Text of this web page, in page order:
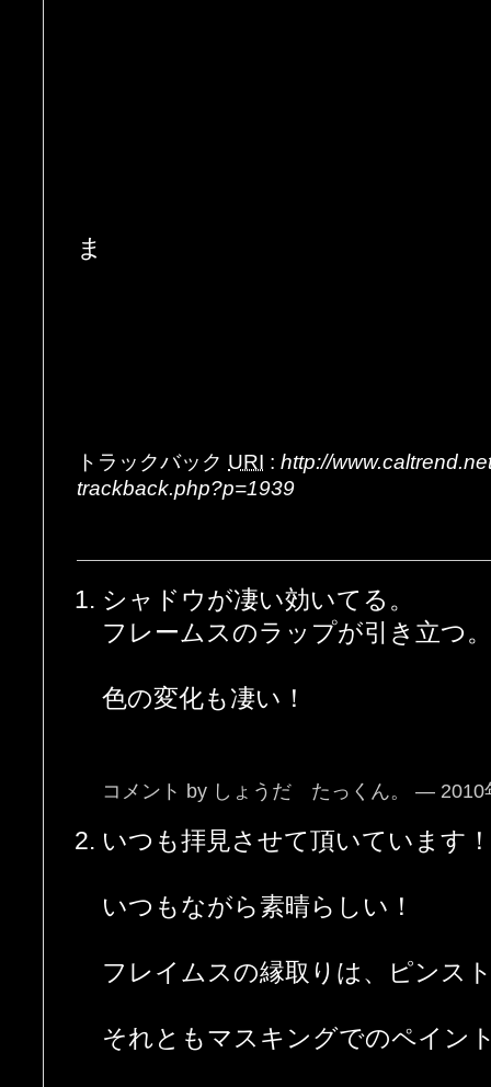
ま
トラックバック URI : http://
trackback.php?p=1939
シャドウが凄い効いてる。
フレームスのラップが引き立つ。
色の変化も凄い！
コメント by しょうだ たっくん。 — 2010
いつも拝見させて頂いています！
いつもながら素晴らしい！
フレイムスの縁取りは、ピンス
それともマスキングでのペイン